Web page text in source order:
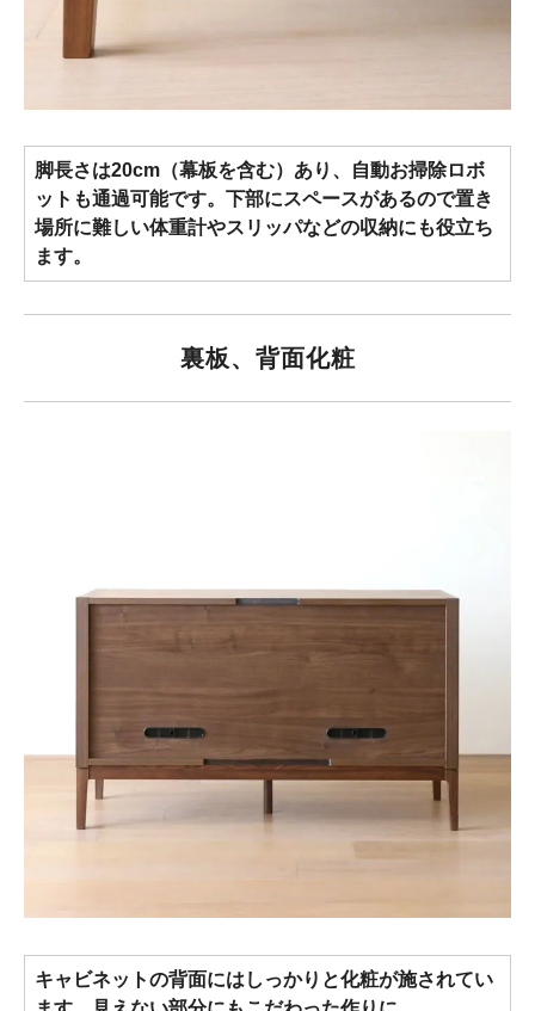
脚長さは20cm（幕板を含む）あり、自動お掃除ロボ
ットも通過可能です。下部にスペースがあるので置き
場所に難しい体重計やスリッパなどの収納にも役立ち
ます。
裏板、背面化粧
キャビネットの背面にはしっかりと化粧が施されてい